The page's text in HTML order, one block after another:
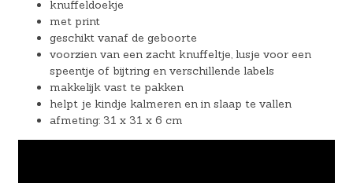
knuffeldoekje
met print
geschikt vanaf de geboorte
voorzien van een zacht knuffeltje, lusje voor een
speentje of bijtring en verschillende labels
makkelijk vast te pakken
helpt je kindje kalmeren en in slaap te vallen
afmeting: 31 x 31 x 6 cm